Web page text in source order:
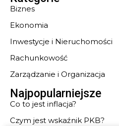
Biznes
Ekonomia
Inwestycje i Nieruchomości
Rachunkowość
Zarządzanie i Organizacja
Najpopularniejsze
Co to jest inflacja?
Czym jest wskaźnik PKB?